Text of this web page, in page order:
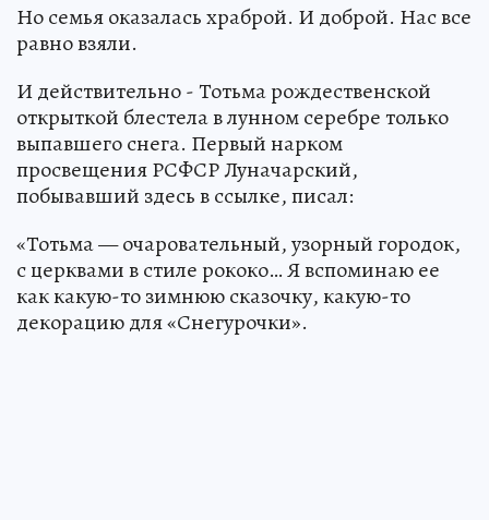
Но семья оказалась храброй. И доброй. Нас все
равно взяли.
И действительно - Тотьма рождественской
открыткой блестела в лунном серебре только
выпавшего снега. Первый нарком
просвещения РСФСР Луначарский,
побывавший здесь в ссылке, писал:
«Тотьма — очаровательный, узорный городок,
с церквами в стиле рококо… Я вспоминаю ее
как какую-то зимнюю сказочку, какую-то
декорацию для «Снегурочки».